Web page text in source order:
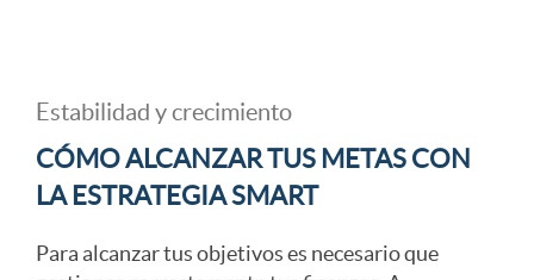
c
a
rEstabilidad y crecimiento
CÓMO ALCANZAR TUS METAS CON
LA ESTRATEGIA SMART
Para alcanzar tus objetivos es necesario que